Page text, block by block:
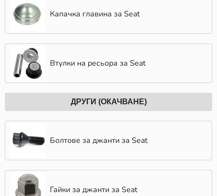
Капачка главина за Seat
Втулки на ресьора за Seat
ДРУГИ (ОКАЧВАНЕ)
Болтове за джанти за Seat
Гайки за джанти за Seat